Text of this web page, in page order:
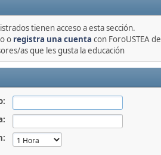
tienen acceso a esta sección.
o registra una cuenta con ForoUSTEA de
as que les gusta la educación